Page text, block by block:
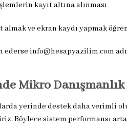
kayıt altına alınması
almak ve ekran kaydı yapmak
ederse info@hesapyazilim.com
Mikro
yerinde destek daha verimli
Böylece sistem performansı